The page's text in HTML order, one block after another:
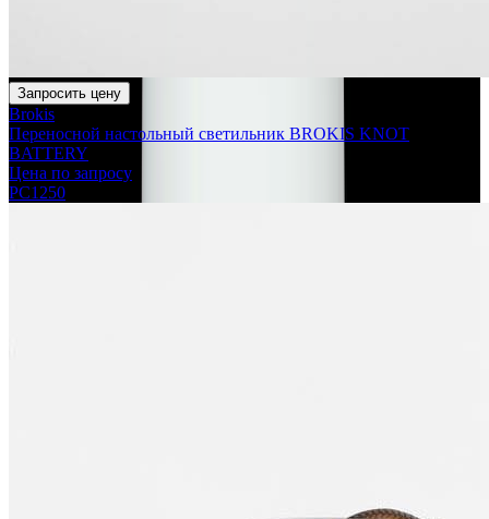
Запросить цену
Brokis
Переносной настольный светильник BROKIS KNOT
BATTERY
Цена по запросу
PC1250